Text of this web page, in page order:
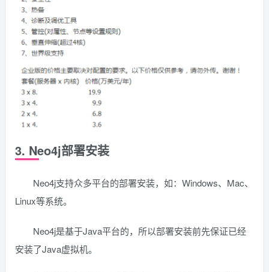
3. Neo4j部署安装
Neo4j支持众多平台的部署安装，如：Windows、Mac、
Linux等系统。
Neo4j是基于Java平台的，所以部署安装前先保证已经
安装了Java虚拟机。